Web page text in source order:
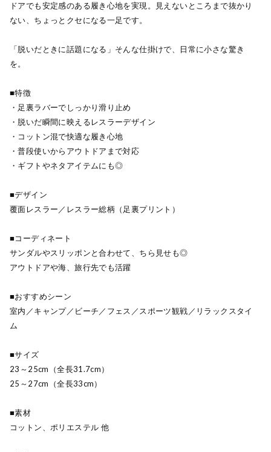
ドアでも安定感のある履き心地を実現。見えないところまで抜かり
ない、ちょっとクセになる一足です。
「脱いだときに話題になる」そんな仕掛けで、日常に小さな驚き
を。
■特徴
・足裏ラバーでしっかり滑り止め
・脱いだ瞬間に映えるレスラーデザイン
・コットン混で快適な履き心地
・普段使いからアウトドアまで対応
・ギフトやネタアイテムにも◎
■デザイン
覆面レスラー／レスラー総柄（足裏プリント）
■コーディネート
サンダルやスリッポンと合わせて、ちら見せも◎
アウトドアや海、旅行先でも活躍
■おすすめシーン
室内／キャンプ／ビーチ／フェス／スポーツ観戦／リラックスタイ
ム
■サイズ
23～25cm（全長31.7cm）
25～27cm（全長33cm）
■素材
コットン、ポリエステル 他